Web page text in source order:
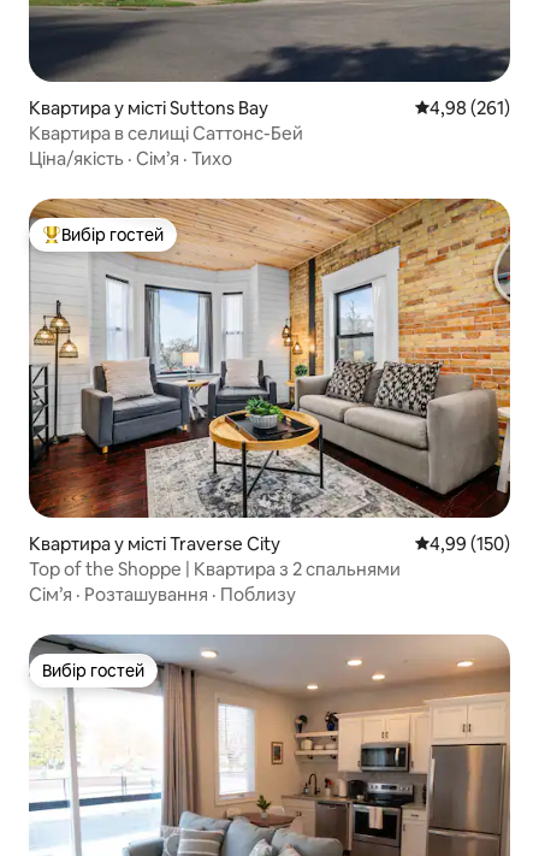
Квартира у місті Suttons Bay Середня
4,98 (261)
Квартира в селищі Саттонс-Бей
Ціна/якість · Сім’я · Тихо
Топ вибір гостей
Вибір гостей
Квартира у місті Traverse City Середня
4,99 (150)
Top of the Shoppe | Квартира з 2 спальнями
Сім’я · Розташування · Поблизу
Вибір гостей
Вибір гостей